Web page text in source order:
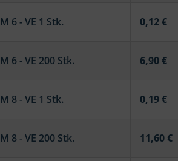
M 6 - VE 1 Stk. 0,12 €
M 6 - VE 200 Stk. 6,90 €
M 8 - VE 1 Stk. 0,19 €
M 8 - VE 200 Stk. 11,60 €